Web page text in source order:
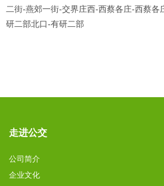
二街-燕郊一街-交界庄西-西蔡各庄-西蔡各
研二部北口-有研二部
走进公交
公司简介
企业文化